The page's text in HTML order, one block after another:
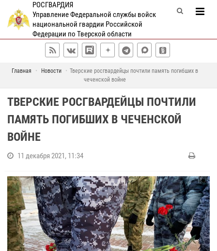
РОСГВАРДИЯ
Управление Федеральной службы войск
национальной гвардии Российской
Федерации по Тверской области
Главная Новости
Тверские росгвардейцы почтили память погибших в
чеченской войне
ТВЕРСКИЕ РОСГВАРДЕЙЦЫ ПОЧТИЛИ
ПАМЯТЬ ПОГИБШИХ В ЧЕЧЕНСКОЙ
ВОЙНЕ
11 декабря 2021, 11:34